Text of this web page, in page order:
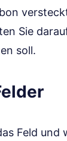
Sie
soll.
Feld und